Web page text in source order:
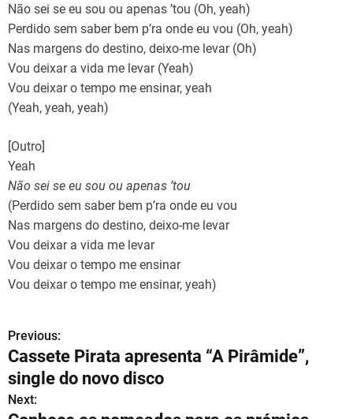
Não sei se eu sou ou apenas ’tou (Oh, yeah)
Perdido sem saber bem p’ra onde eu vou (Oh, yeah)
Nas margens do destino, deixo-me levar (Oh)
Vou deixar a vida me levar (Yeah)
Vou deixar o tempo me ensinar, yeah
(Yeah, yeah, yeah)
[Outro]
Yeah
Não sei se eu sou ou apenas ’tou
(Perdido sem saber bem p’ra onde eu vou
Nas margens do destino, deixo-me levar
Vou deixar a vida me levar
Vou deixar o tempo me ensinar
Vou deixar o tempo me ensinar, yeah)
N
a
v
Previous:
Cassete Pirata apresenta “A Pirâmide”,
single do novo disco
Next: